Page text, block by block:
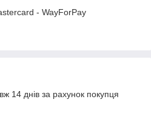
- WayForPay
14 днів за рахунок покупця